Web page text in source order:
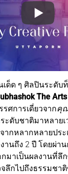
เด็ด ๆ ศิลปินระดั
The
ศการเดี่ยวจากคุ
ะดับชาติมาหลาย
ากหลากหลายปร
งานถึง 2 ปี โดยผ่า
มาเป็นผลงานที่ลึ
จลึกไปถึงธรรมชา